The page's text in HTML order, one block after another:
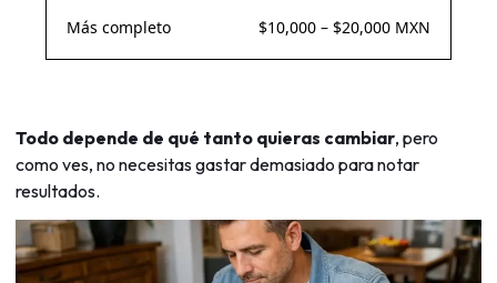
Más completo $10,000 – $20,000 MXN
Todo depende de qué tanto quieras cambiar, pero
como ves, no necesitas gastar demasiado para notar
resultados.